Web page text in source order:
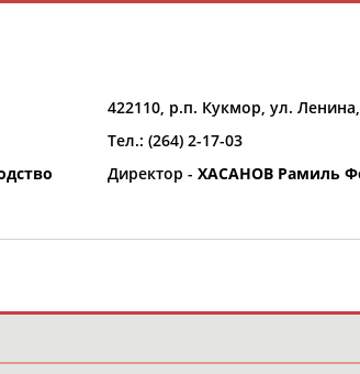
ТАБЛО
ПЛОЩАДКА
422110, р.п. Кукмор, ул.
Тел.: (264) 2-17-03
Директор - ХАСАНОВ Рамиль